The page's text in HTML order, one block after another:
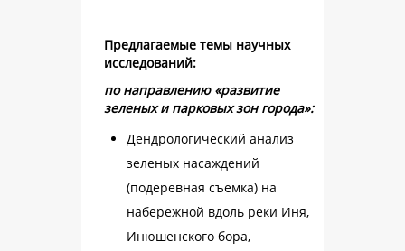
Предлагаемые темы научных
исследований:
по направлению «развитие
зеленых и парковых зон города»:
Дендрологический анализ
зеленых насаждений
(подеревная съемка) на
набережной вдоль реки Иня,
Инюшенского бора,